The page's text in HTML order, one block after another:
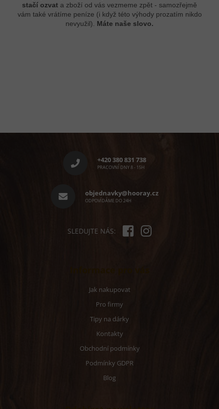
stačí ozvat a zboží od vás vezmeme zpět - samozřejmě
vám také vrátíme peníze (i když této výhody prozatím nikdo
nevyužil). Máte naše slovo.
+420 380 831 738
PRACOVNÍ DNY 8 - 15H
objednavky@hooray.cz
ODPOVÍDÁME DO 24H
SLEDUJTE NÁS:
Jak nakupovat
Pro firmy
Tipy na dárky
Kontakty
Obchodní podmínky
Podmínky GDPR
Blog